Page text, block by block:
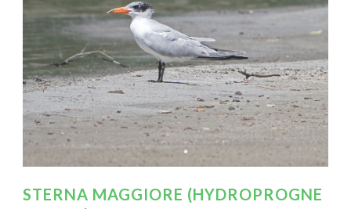
STERNA MAGGIORE (HYDROPROGNE